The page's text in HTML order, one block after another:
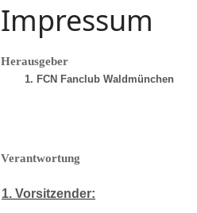
Impressum
Herausgeber
1. FCN Fanclub Waldmünchen
Verantwortung
1. Vorsitzender: